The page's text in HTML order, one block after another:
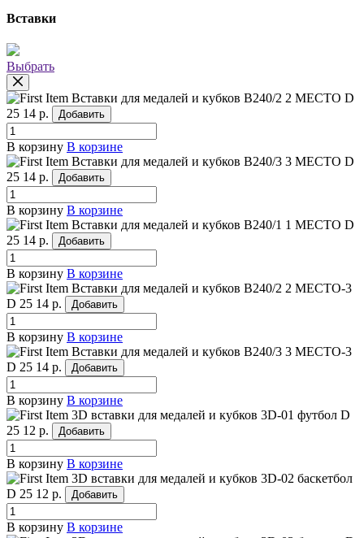
Вставки
Выбрать
Вставки для медалей и кубков B240/2 2 МЕСТО D
25 14 р. Добавить
В корзину В корзине
Вставки для медалей и кубков B240/3 3 МЕСТО D
25 14 р. Добавить
В корзину В корзине
Вставки для медалей и кубков B240/1 1 МЕСТО D
25 14 р. Добавить
В корзину В корзине
Вставки для медалей и кубков B240/2 2 МЕСТО-3
D 25 14 р. Добавить
В корзину В корзине
Вставки для медалей и кубков B240/3 3 МЕСТО-3
D 25 14 р. Добавить
В корзину В корзине
3D вставки для медалей и кубков 3D-01 футбол D
25 12 р. Добавить
В корзину В корзине
3D вставки для медалей и кубков 3D-02 баскетбол
D 25 12 р. Добавить
В корзину В корзине